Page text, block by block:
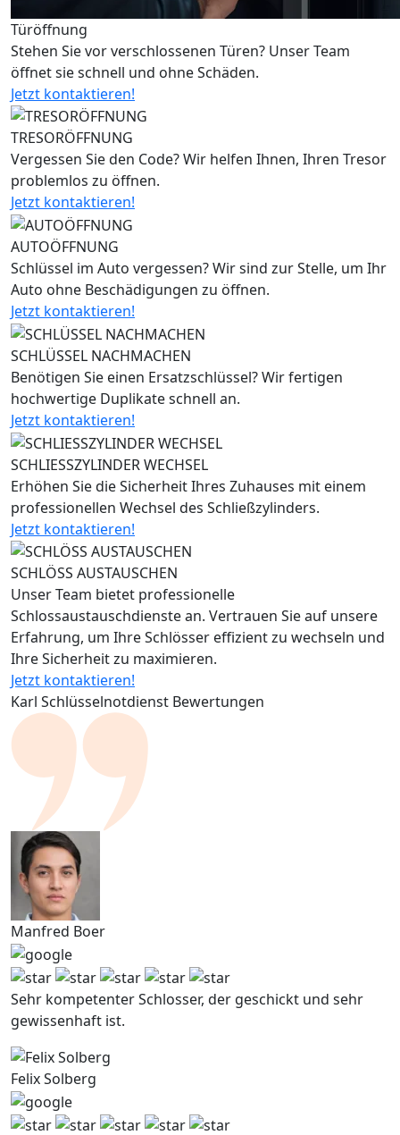
Türöffnung
Stehen Sie vor verschlossenen Türen? Unser Team
öffnet sie schnell und ohne Schäden.
Jetzt kontaktieren!
TRESORÖFFNUNG
Vergessen Sie den Code? Wir helfen Ihnen, Ihren Tresor
problemlos zu öffnen.
Jetzt kontaktieren!
AUTOÖFFNUNG
Schlüssel im Auto vergessen? Wir sind zur Stelle, um Ihr
Auto ohne Beschädigungen zu öffnen.
Jetzt kontaktieren!
SCHLÜSSEL NACHMACHEN
Benötigen Sie einen Ersatzschlüssel? Wir fertigen
hochwertige Duplikate schnell an.
Jetzt kontaktieren!
SCHLIESSZYLINDER WECHSEL
Erhöhen Sie die Sicherheit Ihres Zuhauses mit einem
professionellen Wechsel des Schließzylinders.
Jetzt kontaktieren!
SCHLÖSS AUSTAUSCHEN
Unser Team bietet professionelle
Schlossaustauschdienste an. Vertrauen Sie auf unsere
Erfahrung, um Ihre Schlösser effizient zu wechseln und
Ihre Sicherheit zu maximieren.
Jetzt kontaktieren!
Karl Schlüsselnotdienst Bewertungen
Manfred Boer
Sehr kompetenter Schlosser, der geschickt und sehr
gewissenhaft ist.
Felix Solberg